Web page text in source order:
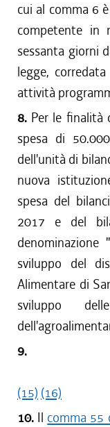
cui al comma 6
competente in
sessanta giorni
legge,
attività
8. Per le finalità
spesa di
dell'unità di
nuova
spesa del
2017 e del
denominazione
sviluppo del
Alimentare di
sviluppo
9.
(15) (16)
10. Il comma 55